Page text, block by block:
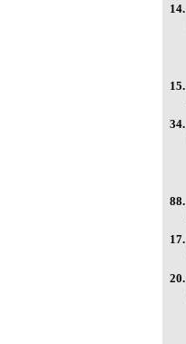
14.
15.
34.
88.
17.
20.